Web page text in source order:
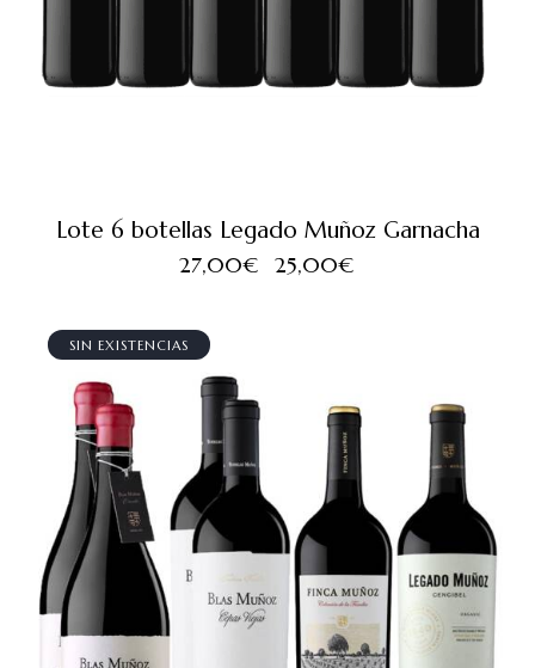
Lote 6 botellas Legado Muñoz Garnacha
27,00€ 25,00€
SIN EXISTENCIAS